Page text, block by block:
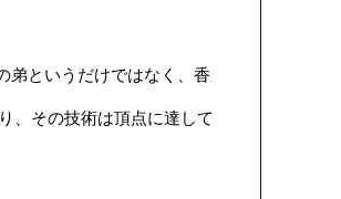
弟というだけではなく、香
、その技術は頂点に達して